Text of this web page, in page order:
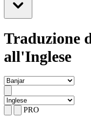
Traduzione
all'Inglese
PRO